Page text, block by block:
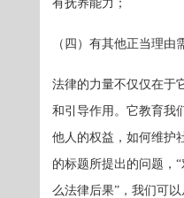
有抚养能力；
（四）有其他正当理由
法律的力量不仅仅在于
和引导作用。它教育我
他人的权益，如何维护
的标题所提出的问题，
么法律后果”，我们可